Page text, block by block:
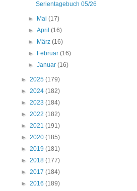
Serientagebuch 05/26
► Mai(17)
►April(16)
►
März(16)
►
Februar(16)
►Januar(16)
► 2025 (179)
► 2024 (182)
► 2023 (184)
► 2022 (182)
► 2021 (191)
► 2020 (185)
► 2019 (181)
► 2018 (177)
► 2017 (184)
► 2016 (189)